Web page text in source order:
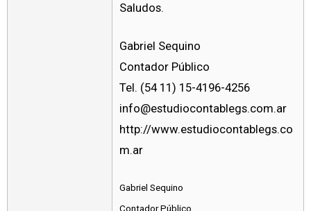
Saludos.
Gabriel Sequino
Contador Público
Tel. (54 11) 15-4196-4256
info@estudiocontablegs.com.ar
http://www.estudiocontablegs.co
m.ar
Gabriel Sequino
Contador Público